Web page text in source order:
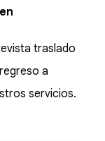
traslado
a
servicios.